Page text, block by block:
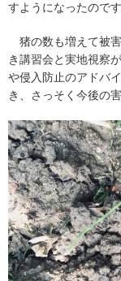
すようになったのです
猪の数も増えて被
き講習会と実地視察
や侵入防止のアドバ
き、さっそく今後の